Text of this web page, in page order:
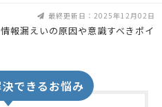
最終更新日：2025年12月02日
できるお悩み